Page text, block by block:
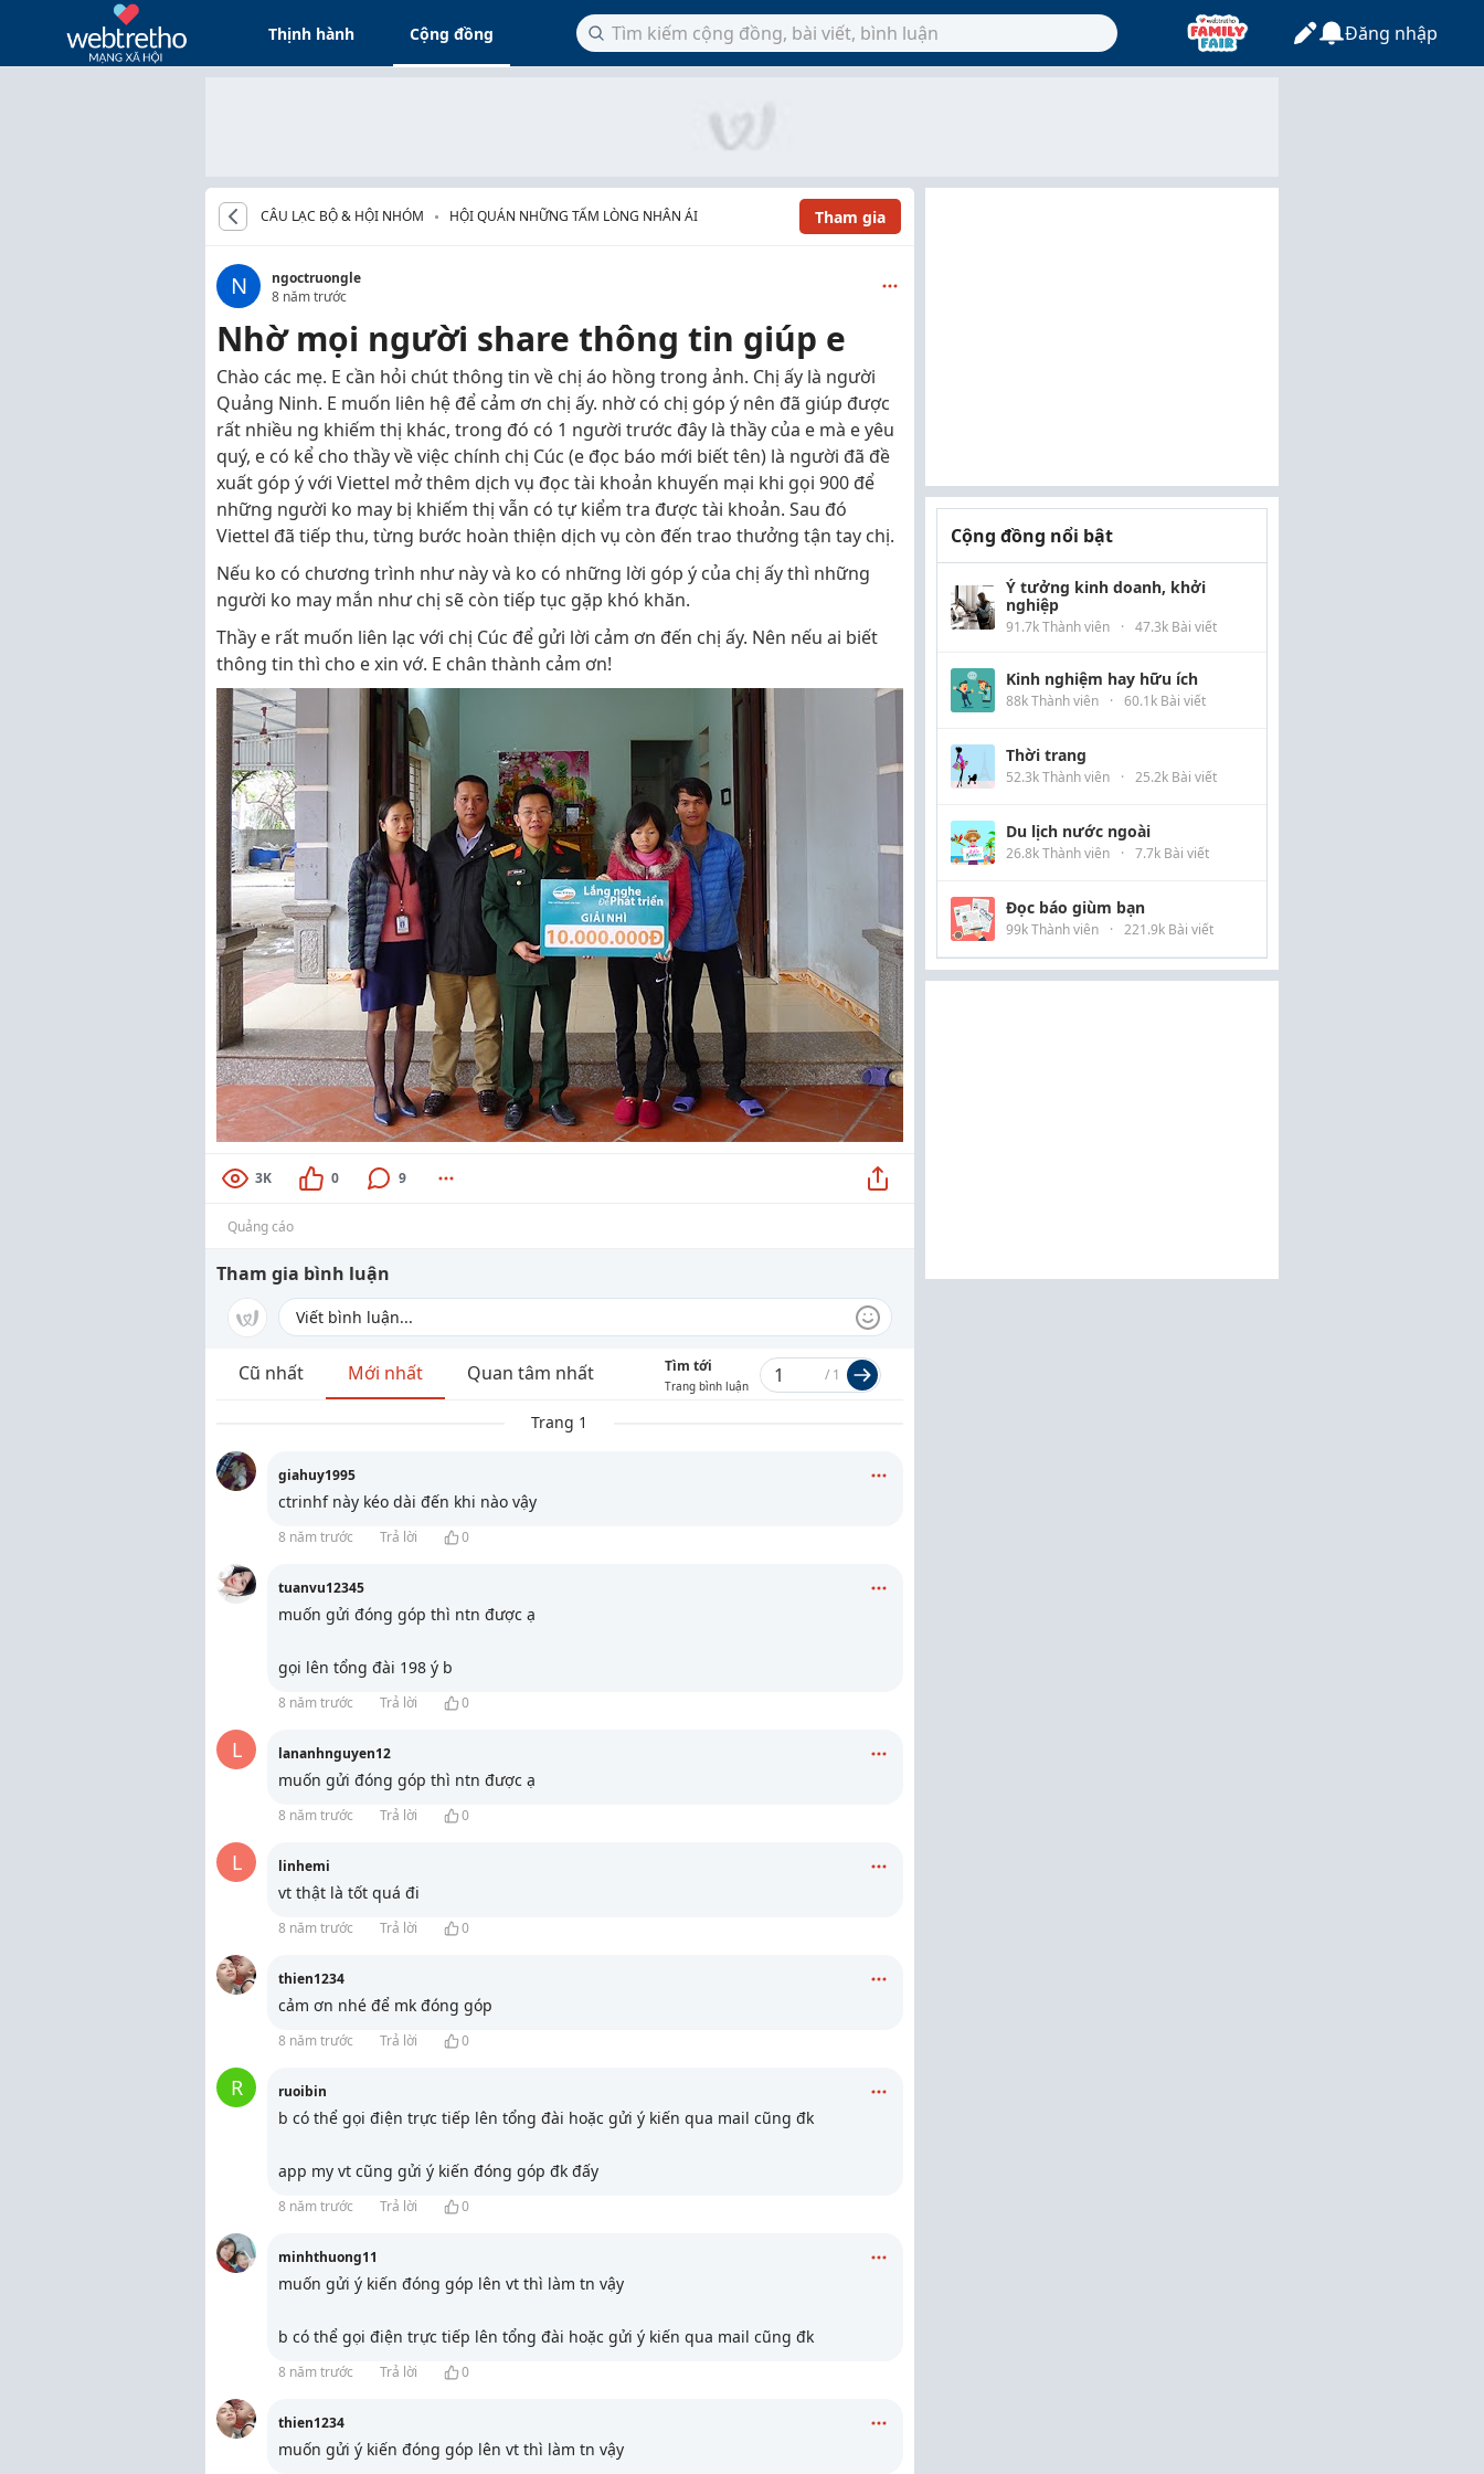
Thịnh hành Cộng đồng Đăng nhập
CÂU LẠC BỘ & HỘI NHÓM HỘI QUÁN NHỮNG TẤM LÒNG NHÂN ÁI Tham gia
N
ngoctruongle
8 năm trước
Nhờ mọi người share thông tin giúp e
Chào các mẹ. E cần hỏi chút thông tin về chị áo hồng trong ảnh. Chị ấy là người
Quảng Ninh. E muốn liên hệ để cảm ơn chị ấy. nhờ có chị góp ý nên đã giúp được
rất nhiều ng khiếm thị khác, trong đó có 1 người trước đây là thầy của e mà e yêu
quý, e có kể cho thầy về việc chính chị Cúc (e đọc báo mới biết tên) là người đã đề
xuất góp ý với Viettel mở thêm dịch vụ đọc tài khoản khuyến mại khi gọi 900 để
những người ko may bị khiếm thị vẫn có tự kiểm tra được tài khoản. Sau đó
Viettel đã tiếp thu, từng bước hoàn thiện dịch vụ còn đến trao thưởng tận tay chị.
Nếu ko có chương trình như này và ko có những lời góp ý của chị ấy thì những
người ko may mắn như chị sẽ còn tiếp tục gặp khó khăn.
Thầy e rất muốn liên lạc với chị Cúc để gửi lời cảm ơn đến chị ấy. Nên nếu ai biết
thông tin thì cho e xin vớ. E chân thành cảm ơn!
3K 0 9
Quảng cáo
Tham gia bình luận
Cũ nhất Mới nhất Quan tâm nhất Tìm tới
Trang bình luận
/ 1
Trang 1
giahuy1995
ctrinhf này kéo dài đến khi nào vậy
8 năm trước Trả lời 0
tuanvu12345
muốn gửi đóng góp thì ntn được ạ
gọi lên tổng đài 198 ý b
8 năm trước Trả lời 0
L lananhnguyen12
muốn gửi đóng góp thì ntn được ạ
8 năm trước Trả lời 0
L linhemi
vt thật là tốt quá đi
8 năm trước Trả lời 0
thien1234
cảm ơn nhé để mk đóng góp
8 năm trước Trả lời 0
R ruoibin
b có thể gọi điện trực tiếp lên tổng đài hoặc gửi ý kiến qua mail cũng đk
app my vt cũng gửi ý kiến đóng góp đk đấy
8 năm trước Trả lời 0
minhthuong11
muốn gửi ý kiến đóng góp lên vt thì làm tn vậy
b có thể gọi điện trực tiếp lên tổng đài hoặc gửi ý kiến qua mail cũng đk
8 năm trước Trả lời 0
thien1234
muốn gửi ý kiến đóng góp lên vt thì làm tn vậy
Cộng đồng nổi bật
Ý tưởng kinh doanh, khởi
nghiệp
91.7k Thành viên · 47.3k Bài viết
Kinh nghiệm hay hữu ích
88k Thành viên · 60.1k Bài viết
Thời trang
52.3k Thành viên · 25.2k Bài viết
Du lịch nước ngoài
26.8k Thành viên · 7.7k Bài viết
Đọc báo giùm bạn
99k Thành viên · 221.9k Bài viết